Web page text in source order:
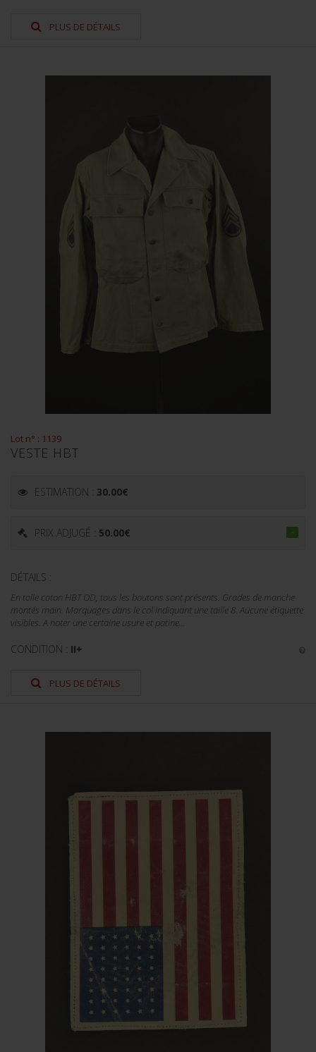
PLUS DE DÉTAILS
Lot n° : 1139
VESTE HBT
ESTIMATION : 30.00€
PRIX ADJUGÉ : 50.00€
DÉTAILS :
En toile coton HBT OD, tous les boutons sont présents. Grades de manche
montés main. Marquages dans le col indiquant une taille 8. Aucune étiquette
visibles. A noter une certaine usure et patine...
CONDITION : II+
PLUS DE DÉTAILS